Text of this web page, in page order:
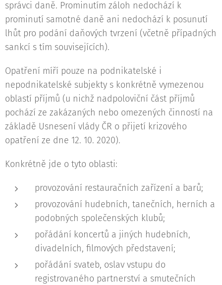
správci daně. Prominutím záloh nedochází k
prominutí samotné daně ani nedochází k posunutí
lhůt pro podání daňových tvrzení (včetně případných
sankcí s tím souvisejících).
Opatření míří pouze na podnikatelské i
nepodnikatelské subjekty s konkrétně vymezenou
oblastí příjmů (u nichž nadpoloviční část příjmů
pochází ze zakázaných nebo omezených činností na
základě Usnesení vlády ČR o přijetí krizového
opatření ze dne 12. 10. 2020).
Konkrétně jde o tyto oblasti:
provozování restauračních zařízení a barů;
provozování hudebních, tanečních, herních a
podobných společenských klubů;
pořádání koncertů a jiných hudebních,
divadelních, filmových představení;
pořádání svateb, oslav vstupu do
registrovaného partnerství a smutečních